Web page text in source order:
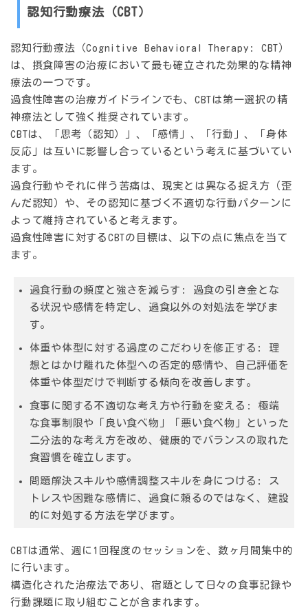
認知行動療法（CBT）
認知行動療法（Cognitive Behavioral Therapy: CBT）
は、摂食障害の治療において最も確立された効果的な精神
療法の一つです。
過食性障害の治療ガイドラインでも、CBTは第一選択の精
神療法として強く推奨されています。
CBTは、
「思考（認知）」、「感情」、「行動」、「身体
反応」 は互いに影響し合っているという考えに基づいてい
ます。
過食行動やそれに伴う苦痛は、現実とは異なる捉え方（歪
んだ認知）や、その認知に基づく不適切な行動パターンに
よって維持されていると考えます。
過食性障害に対するCBTの目標は、以下の点に焦点を当て
ます。
過食行動の頻度と強さを減らす:
過食の引き金とな
る状況や感情を特定し、過食以外の対処法を学びま
す。
体重や体型に対する過度のこだわりを修正する:
理
想とはかけ離れた体型への否定的感情や、自己評価を
体重や体型だけで判断する傾向を改善します。
食事に関する不適切な考え方や行動を変える:
極端
な食事制限や「良い食べ物」「悪い食べ物」といった
二分法的な考え方を改め、健康的でバランスの取れた
食習慣を確立します。
問題解決スキルや感情調整スキルを身につける:
ス
トレスや困難な感情に、過食に頼るのではなく、建設
的に対処する方法を学びます。
CBTは通常、週に1回程度のセッションを、数ヶ月間集中的
に行います。
構造化された治療法であり、宿題として日々の食事記録や
行動課題に取り組むことが含まれます。